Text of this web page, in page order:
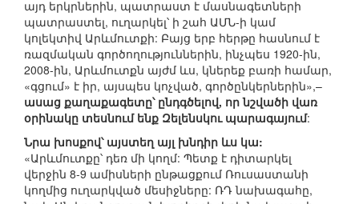
այդ երկրներին, պատրաստ է մասնագետների
պատրաստել, ուղարկել՝ ի շահ ԱՄՆ-ի կամ
կոլեկտիվ Արևմուտքի: Բայց երբ հերթը հասնում է
ռազմական գործողություններին, ինչպես 1920-ին,
2008-ին, Արևմուտքն այժմ ևս, կներեք բառի համար,
«գցում» է իր, այսպես կոչված, գործընկերներին»,–
ասաց քաղաքագետը՝ ընդգծելով, որ նշվածի վառ
օրինակը տեսնում ենք Զելենսկու պարագայում:
Նրա խոսքով՝ այստեղ այլ խնդիր ևս կա:
«Արևմուտքը՝ դեռ մի կողմ: Պետք է դիտարկել
վերջին 8-9 ամիսների ընթացքում Ռուսաստանի
կողմից ուղարկված մեսիջները: ՌԴ նախագահը,